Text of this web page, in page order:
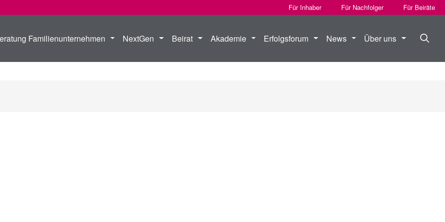
Für Inhaber Für Nachfolger Für Beiräte
Familienunternehmen NextGen Beirat Akademie Erfolgsforum News Über uns